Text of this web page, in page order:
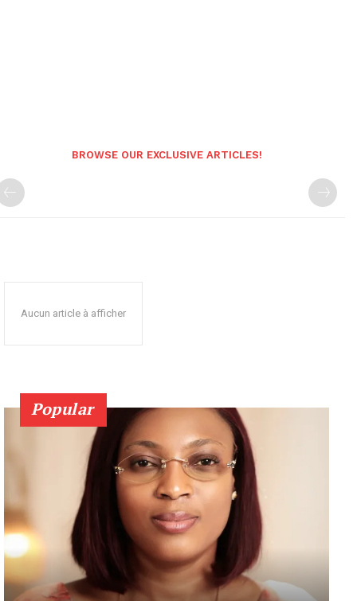
BROWSE OUR EXCLUSIVE ARTICLES!
Aucun article à afficher
Popular